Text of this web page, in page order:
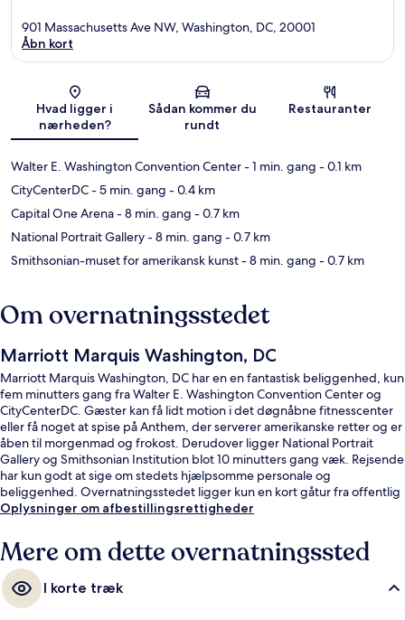
Kort
901 Massachusetts Ave NW, Washington, DC, 20001
Åbn kort
Hvad ligger i
nærheden?
Sådan kommer du
rundt
Restauranter
Walter E. Washington Convention Center- 1 min. gang - 0.1 km
CityCenterDC- 5 min. gang - 0.4 km
Capital One Arena- 8 min. gang - 0.7 km
National Portrait Gallery- 8 min. gang - 0.7 km
Smithsonian-muset for amerikansk kunst- 8 min. gang - 0.7 km
Om overnatningsstedet
Marriott Marquis Washington, DC
Marriott Marquis Washington, DC har en en fantastisk beliggenhed, kun
fem minutters gang fra Walter E. Washington Convention Center og
CityCenterDC. Gæster kan få lidt motion i det døgnåbne fitnesscenter
eller få noget at spise på Anthem, der serverer amerikanske retter og er
åben til morgenmad og frokost. Derudover ligger National Portrait
Gallery og Smithsonian Institution blot 10 minutters gang væk. Rejsende
har kun godt at sige om stedets hjælpsomme personale og
beliggenhed. Overnatningsstedet ligger kun en kort gåtur fra offentlig
transport: 7th St. Convention Center Metrostation ligger 6 minutter væk
Oplysninger om afbestillingsrettigheder
Mere om dette overnatningssted
I korte træk